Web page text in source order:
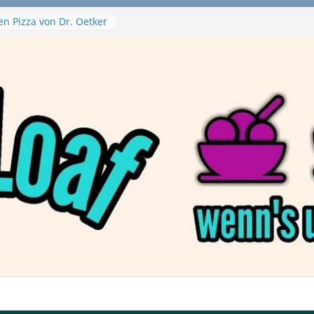
Haftbefehl /
– mein Testvideo!
MontanaBlack
McPlant Nuggets und
– wirklich vegan?